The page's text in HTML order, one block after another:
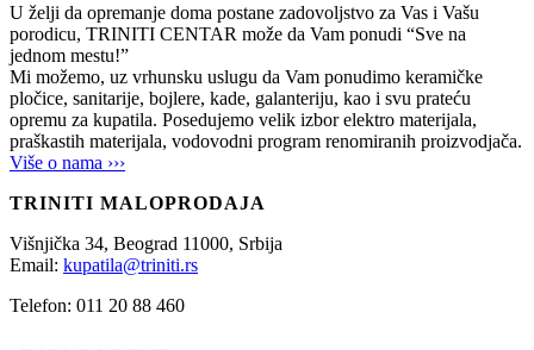
U želji da opremanje doma postane zadovoljstvo za Vas i Vašu
porodicu, TRINITI CENTAR može da Vam ponudi “Sve na
jednom mestu!”
Mi možemo, uz vrhunsku uslugu da Vam ponudimo keramičke
pločice, sanitarije, bojlere, kade, galanteriju, kao i svu prateću
opremu za kupatila. Posedujemo velik izbor elektro materijala,
praškastih materijala, vodovodni program renomiranih proizvodjača.
Više o nama ›››
TRINITI MALOPRODAJA
Višnjička 34, Beograd 11000, Srbija
Email: kupatila@triniti.rs
Telefon: 011 20 88 460